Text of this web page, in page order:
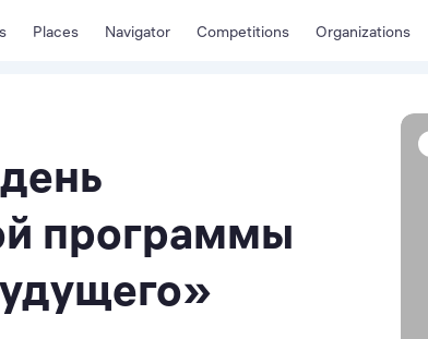
Places Navigator Competitions Organizations
программы